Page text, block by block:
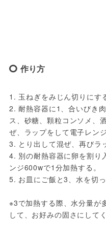
作り方
1. 玉ねぎをみじん切りにす
2. 耐熱容器に1、合いびき
ス、砂糖、顆粒コンソメ、
ぜ、ラップをして電子レン
3. とり出して混ぜ、再びラ
4. 別の耐熱容器に卵を割り
ンジ600wで1分加熱する。
5. お皿にご飯と3、水を切
※3で加熱する際、水分量が
して、お好みの固さにして